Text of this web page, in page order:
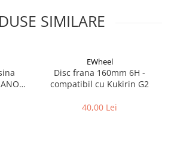
SIMILARE
EWheel
Disc frana 160mm 6H -
compatibil cu Kukirin G2
40,00 Lei